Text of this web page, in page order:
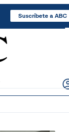
Suscríbete a ABC